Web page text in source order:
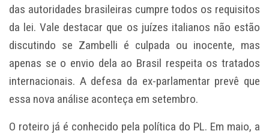
das autoridades brasileiras cumpre todos os requisitos
da lei. Vale destacar que os juízes italianos não estão
discutindo se Zambelli é culpada ou inocente, mas
apenas se o envio dela ao Brasil respeita os tratados
internacionais. A defesa da ex-parlamentar prevê que
essa nova análise aconteça em setembro.
O roteiro já é conhecido pela política do PL. Em maio, a